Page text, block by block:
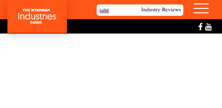
Industry Reviews